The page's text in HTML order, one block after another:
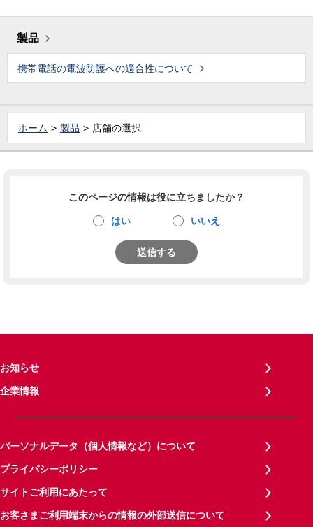
製品
携帯電話の電波防護への適合性について
ホーム 製品 店舗の選択
このページの情報は役に立ちましたか？
はい いいえ
送信する
お知らせ
企業情報
パーソナルデータ（個人情報など）について
プライバシーポリシー
サイトご利用にあたって
お客さまご利用端末からの情報の外部送信について